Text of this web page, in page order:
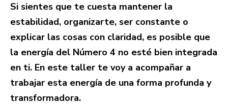
Si sientes que te cuesta mantener la
estabilidad, organizarte, ser constante o
explicar las cosas con claridad, es posible que
la energía del Número 4 no esté bien integrada
en ti. En este taller te voy a acompañar a
trabajar esta energía de una forma profunda y
transformadora.